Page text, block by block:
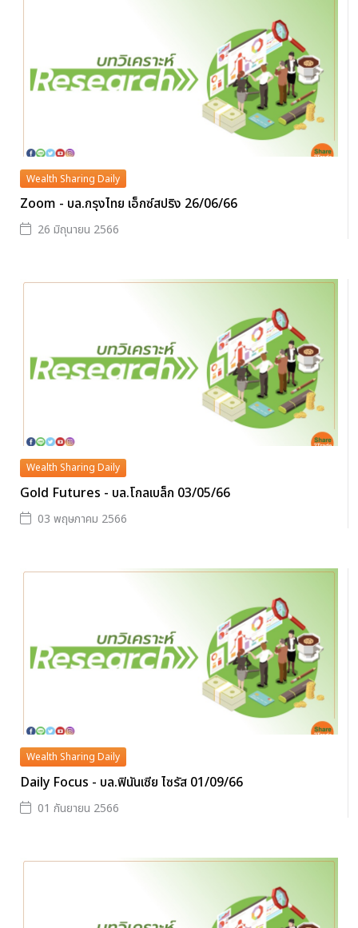
Wealth Sharing Daily
Zoom - บล.กรุงไทย เอ็กซ์สปริง 26/06/66
26 มิถุนายน 2566
Wealth Sharing Daily
Gold Futures - บล.โกลเบล็ก 03/05/66
03 พฤษภาคม 2566
Wealth Sharing Daily
Daily Focus - บล.ฟินันเซีย ไซรัส 01/09/66
01 กันยายน 2566